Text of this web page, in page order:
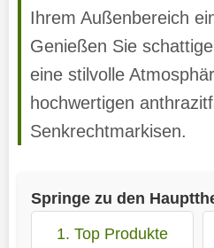
Ihrem Außenbereich
Genießen Sie
eine stilvolle
hochwertigen
Senkrechtmarkisen.
Springe zu den
1. Top Produkte